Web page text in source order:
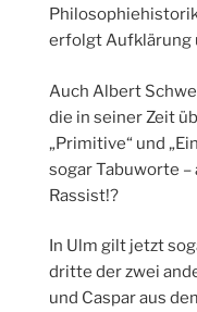
erfolgt Aufklärung
Auch Albert
die in seiner Zeit
„Primitive“ und
sogar Tabuworte –
Rassist!?
In Ulm gilt jetzt
dritte der zwei
und Caspar aus